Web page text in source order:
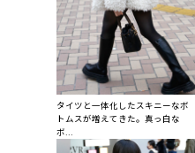
タイツと一体化したスキニーなボ
トムスが増えてきた。真っ白な
ボ...